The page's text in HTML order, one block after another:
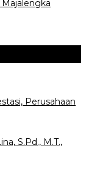
Perusahaan
S.Pd., M.T.,